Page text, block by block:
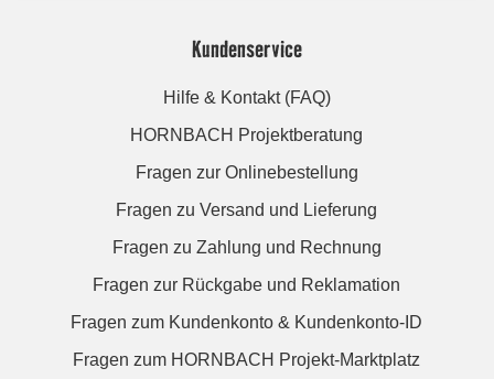
Kundenservice
Hilfe & Kontakt (FAQ)
HORNBACH Projektberatung
Fragen zur Onlinebestellung
Fragen zu Versand und Lieferung
Fragen zu Zahlung und Rechnung
Fragen zur Rückgabe und Reklamation
Fragen zum Kundenkonto & Kundenkonto-ID
Fragen zum HORNBACH Projekt-Marktplatz